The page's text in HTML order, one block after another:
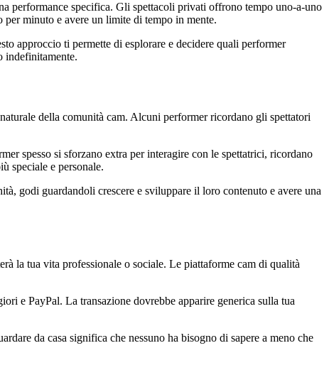
performance specifica. Gli spettacoli privati offrono tempo uno-a-uno
minuto e avere un limite di tempo in mente.
approccio ti permette di esplorare e decidere quali performer
indefinitamente.
della comunità cam. Alcuni performer ricordano gli spettatori
spesso si sforzano extra per interagire con le spettatrici, ricordano
speciale e personale.
godi guardandoli crescere e sviluppare il loro contenuto e avere una
la tua vita professionale o sociale. Le piattaforme cam di qualità
e PayPal. La transazione dovrebbe apparire generica sulla tua
da casa significa che nessuno ha bisogno di sapere a meno che